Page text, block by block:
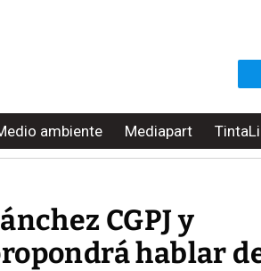
ambiente Mediapart
CGPJ y
hablar